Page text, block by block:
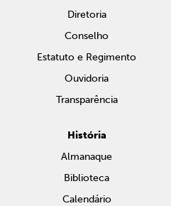
Diretoria
Conselho
Estatuto e Regimento
Ouvidoria
Transparência
História
Almanaque
Biblioteca
Calendário